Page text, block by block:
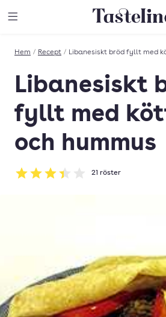
Till Tastelines
Hem / Recept / Libanesiskt bröd fyllt med
Libanesiskt
fyllt med
och hummus
Betyg: 3.38 av 5
21 röster